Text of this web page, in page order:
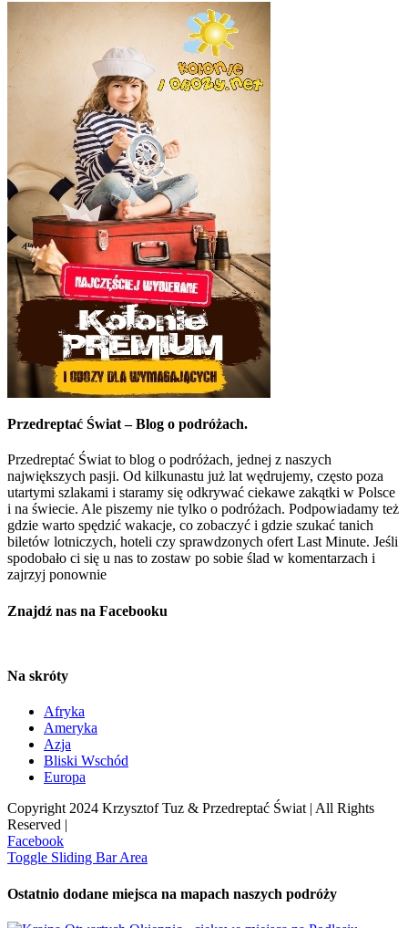
Przedreptać Świat – Blog o podróżach.
Przedreptać Świat to blog o podróżach, jednej z naszych
największych pasji. Od kilkunastu już lat wędrujemy, często poza
utartymi szlakami i staramy się odkrywać ciekawe zakątki w Polsce
i na świecie. Ale piszemy nie tylko o podróżach. Podpowiadamy też
gdzie warto spędzić wakacje, co zobaczyć i gdzie szukać tanich
biletów lotniczych, hoteli czy sprawdzonych ofert Last Minute. Jeśli
spodobało ci się u nas to zostaw po sobie ślad w komentarzach i
zajrzyj ponownie
Znajdź nas na Facebooku
Na skróty
Afryka
Ameryka
Azja
Bliski Wschód
Europa
Copyright 2024 Krzysztof Tuz & Przedreptać Świat | All Rights
Reserved |
Facebook
Toggle Sliding Bar Area
Ostatnio dodane miejsca na mapach naszych podróży